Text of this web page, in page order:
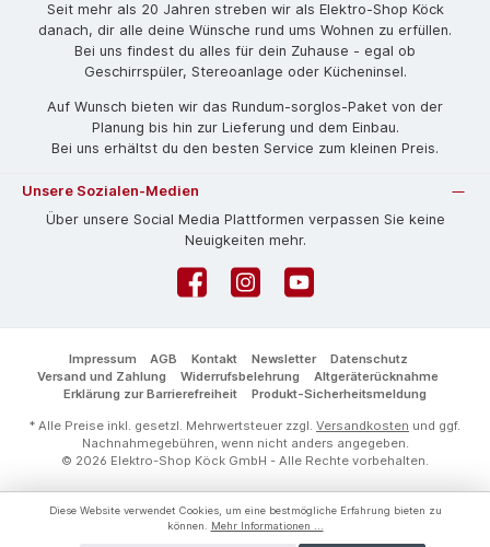
Seit mehr als 20 Jahren streben wir als Elektro-Shop Köck
danach, dir alle deine Wünsche rund ums Wohnen zu erfüllen.
Bei uns findest du alles für dein Zuhause - egal ob
Geschirrspüler, Stereoanlage oder Kücheninsel.
Auf Wunsch bieten wir das Rund­um-sorg­los-Pa­ket von der
Planung bis hin zur Lieferung und dem Einbau.
Bei uns erhältst du den besten Service zum kleinen Preis.
Unsere Sozialen-Medien
Über unsere Social Media Plattformen verpassen Sie keine
Neuigkeiten mehr.
FacebookInstagramYouTube
Impressum AGB Kontakt Newsletter
Datenschutz
Versand und Zahlung
Widerrufsbelehrung
Altgeräterücknahme
Erklärung zur Barrierefreiheit
Produkt-Sicherheitsmeldung
* Alle Preise inkl. gesetzl. Mehrwertsteuer zzgl. Versandkosten und ggf.
Nachnahmegebühren, wenn nicht anders angegeben.
© 2026 Elektro-Shop Köck GmbH - Alle Rechte vorbehalten.
Diese Website verwendet Cookies, um eine bestmögliche Erfahrung bieten zu
können.
Mehr Informationen ...